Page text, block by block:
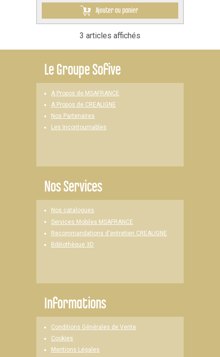
Ajouter au panier
3 articles affichés
LeGroupe Sofive
A Propos de MSAFRANCE
A Propos de CREALIGNE
Nos Partenaires
Les Incontournables
Nos Services
Nos catalogues
Services Mobiles MSAFRANCE
Recommandations d'entretien CREALIGNE
Bibliothèque 3D
Informations
Conditions Générales de Vente
Cookies
Mentions Légales